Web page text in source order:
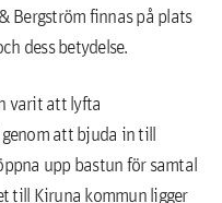
Bergström finnas på plats
dess betydelse.
varit att lyfta
att bjuda in till
upp bastun för samtal
till Kiruna kommun ligger